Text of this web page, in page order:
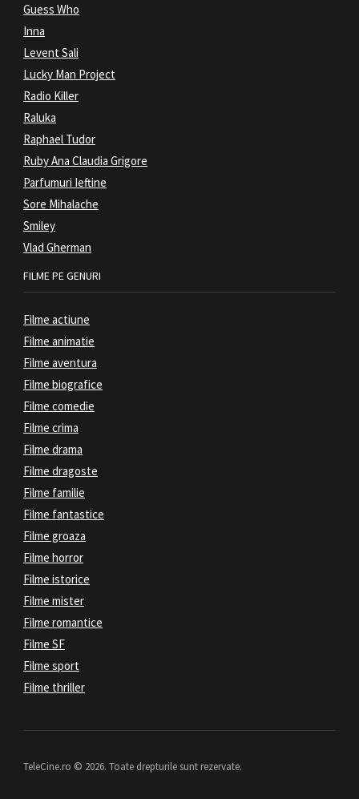
Guess Who
Inna
Levent Sali
Lucky Man Project
Radio Killer
Raluka
Raphael Tudor
Ruby Ana Claudia Grigore
Parfumuri Ieftine
Sore Mihalache
Smiley
Vlad Gherman
FILME PE GENURI
Filme actiune
Filme animatie
Filme aventura
Filme biografice
Filme comedie
Filme crima
Filme drama
Filme dragoste
Filme familie
Filme fantastice
Filme groaza
Filme horror
Filme istorice
Filme mister
Filme romantice
Filme SF
Filme sport
Filme thriller
TeleCine.ro © 2026. Toate drepturile sunt rezervate.